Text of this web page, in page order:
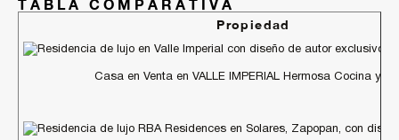
TABLA COMPARATIVA
Propiedad
Casa en Venta en VALLE IMPERIAL Hermosa Cocina y